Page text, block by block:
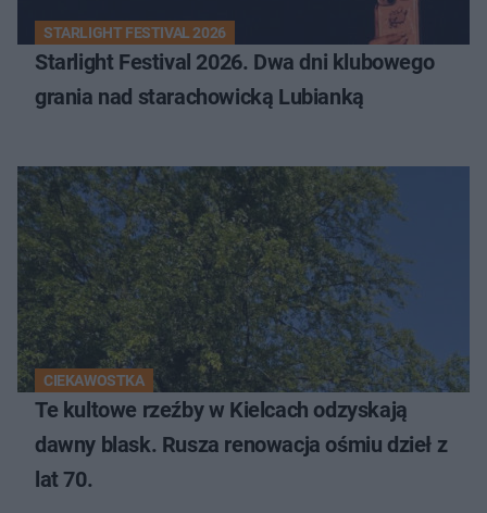
STARLIGHT FESTIVAL 2026
Starlight Festival 2026. Dwa dni klubowego
grania nad starachowicką Lubianką
CIEKAWOSTKA
Te kultowe rzeźby w Kielcach odzyskają
dawny blask. Rusza renowacja ośmiu dzieł z
lat 70.